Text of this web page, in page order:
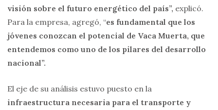
visión sobre el futuro energético del país”, explicó.
Para la empresa, agregó, “es fundamental que los
jóvenes conozcan el potencial de Vaca Muerta, que
entendemos como uno de los pilares del desarrollo
nacional”.
El eje de su análisis estuvo puesto en la
infraestructura necesaria para el transporte y